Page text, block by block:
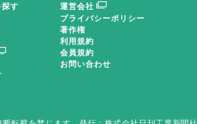
す
運営会社
プライバシーポリシー
著作権
利用規約
会員規約
お問い合わせ